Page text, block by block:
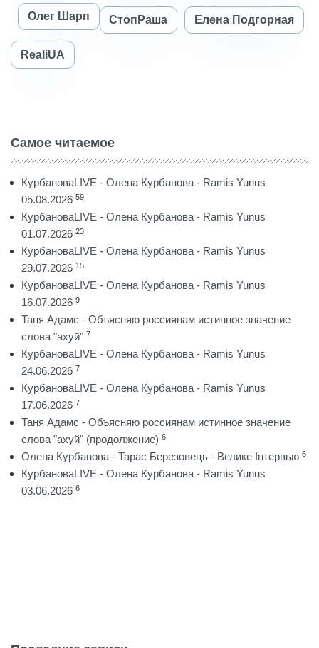
Олег Шарп СтопРаша Елена Подгорная
RealiUA
Самое читаемое
КурбановаLIVE - Олена Курбанова - Ramis Yunus
05.08.2026 59
КурбановаLIVE - Олена Курбанова - Ramis Yunus
01.07.2026 23
КурбановаLIVE - Олена Курбанова - Ramis Yunus
29.07.2026 15
КурбановаLIVE - Олена Курбанова - Ramis Yunus
16.07.2026 9
Таня Адамс - Объясняю россиянам истинное значение
слова "ахуй" 7
КурбановаLIVE - Олена Курбанова - Ramis Yunus
24.06.2026 7
КурбановаLIVE - Олена Курбанова - Ramis Yunus
17.06.2026 7
Таня Адамс - Объясняю россиянам истинное значение
слова "ахуй" (продолжение) 6
Олена Курбанова - Тарас Березовець - Велике Інтервью 6
КурбановаLIVE - Олена Курбанова - Ramis Yunus
03.06.2026 6